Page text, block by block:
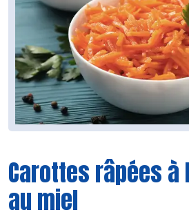
Carottes râpées à
au miel